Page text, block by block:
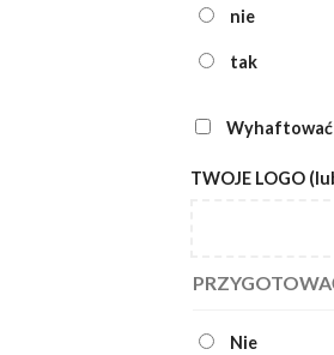
nie
tak
Wyhaftować
TWOJE LOGO
Nie